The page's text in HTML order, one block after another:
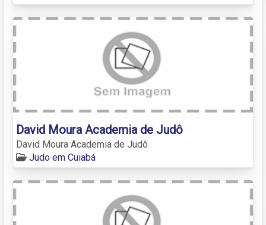
David Moura Academia de Judô
David Moura Academia de Judô
Judo em Cuiabá